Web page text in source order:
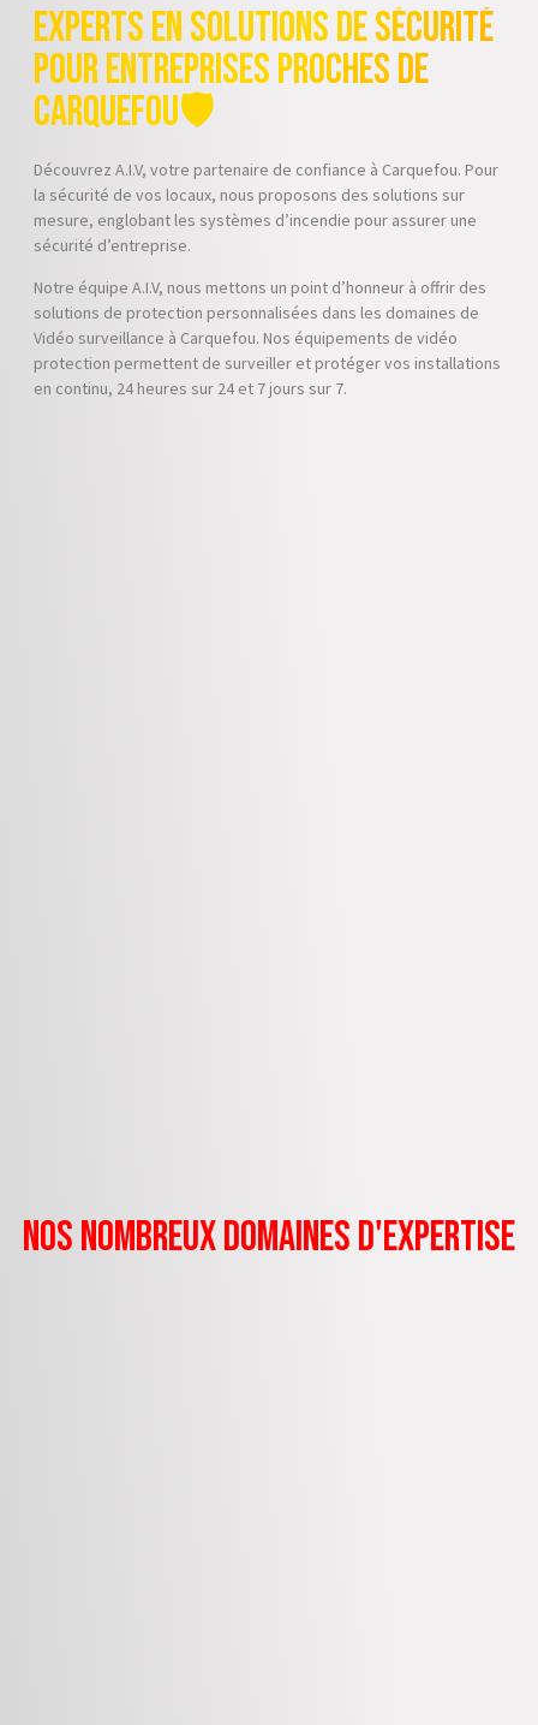
Experts en Solutions de Sécurité
pour Entreprises proches de
Carquefou🛡️
Découvrez A.I.V, votre partenaire de confiance à Carquefou. Pour
la sécurité de vos locaux, nous proposons des solutions sur
mesure, englobant les systèmes d’incendie pour assurer une
sécurité d’entreprise.
Notre équipe A.I.V, nous mettons un point d’honneur à offrir des
solutions de protection personnalisées dans les domaines de
Vidéo surveillance à Carquefou. Nos équipements de vidéo
protection permettent de surveiller et protéger vos installations
en continu, 24 heures sur 24 et 7 jours sur 7.
nos nombreux domaines d'expertise